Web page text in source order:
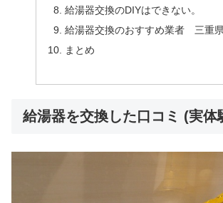
給湯器交換のDIYはできない。
給湯器交換のおすすめ業者 三重
まとめ
給湯器を交換した口コミ (実体